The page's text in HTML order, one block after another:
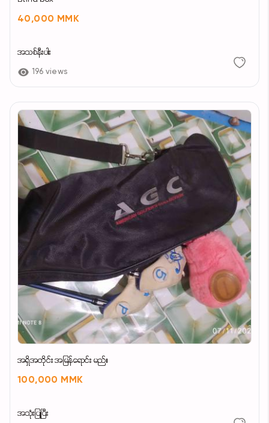
40,000 MMK
အသစ်နီးပါး
196 views
အရှိအတိုင်း အမြန်ရောင်း မည်။
100,000 MMK
အသုံးပြုပြီး